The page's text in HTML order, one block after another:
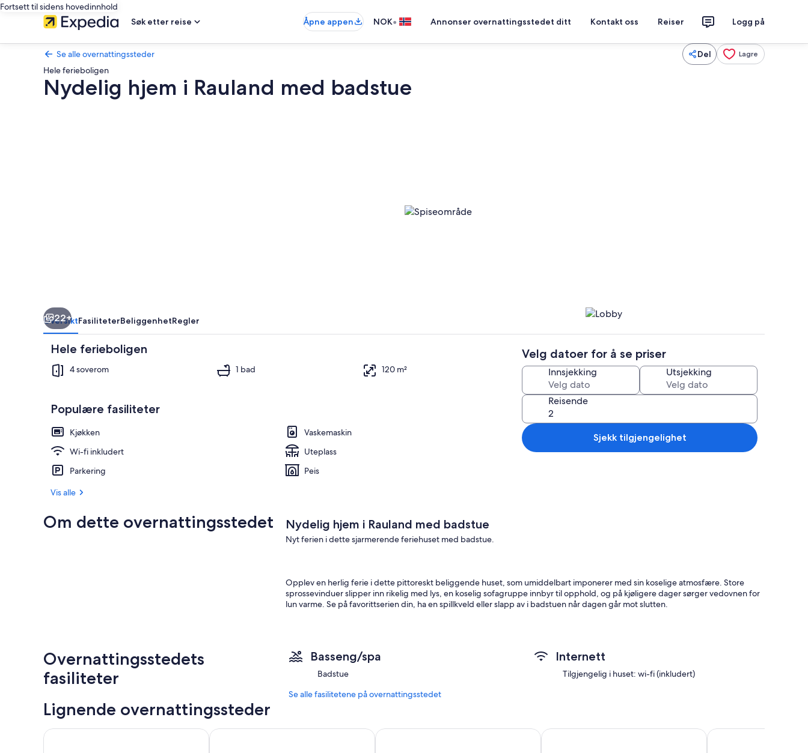
Fortsett til sidens hovedinnhold
Søk etter reise
Åpne appen NOK• Annonser overnattingsstedet ditt Kontakt oss Reiser Logg på
Se alle overnattingssteder Del Lagre
Hele ferieboligen
Nydelig hjem i Rauland med badstue
22+
OversiktFasiliteterBeliggenhetRegler
Hele ferieboligen
4 soverom 1 bad 120 m²
Populære fasiliteter
Kjøkken
Vaskemaskin
Wi-fi inkludert
Uteplass
Parkering
Peis
Vis alle
Velg datoer for å se priser
Innsjekking Utsjekking
Reisende
Sjekk tilgjengelighet
Om dette overnattingsstedet Nydelig hjem i Rauland med badstue
Nyt ferien i dette sjarmerende feriehuset med badstue.
Opplev en herlig ferie i dette pittoreskt beliggende huset, som umiddelbart imponerer med sin koselige atmosfære. Store
sprossevinduer slipper inn rikelig med lys, en koselig sofagruppe innbyr til opphold, og på kjøligere dager sørger vedovnen for
lun varme. Se på favorittserien din, ha en spillkveld eller slapp av i badstuen når dagen går mot slutten.
kopp kaffe og slå deg ned på den koselige hagebenken ved huset. Om kvelden inviterer terrassen til middag i det fri, mens du
kan nyte stjernehimmelen.
de imponerende sherpatrappene, som ble bygget av nepalske sherpaer, eller dra på skulpturvandring, som presenterer
Overnattingsstedets
fasiliteter
Basseng/spa
Badstue
Internett
Tilgjengelig i huset: wi-fi (inkludert)
Se alle fasilitetene på overnattingsstedet
Lignende overnattingssteder
Fantastisk hjem i Rauland med kjøkkenFjellperle med ski inn/ut i Rauland Nice home in Rauland with sauna Nydelig hjem i Rauland 4 roms lekker bolig i